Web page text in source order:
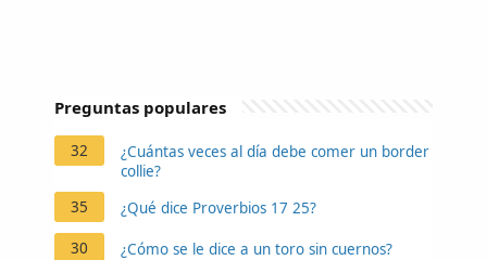
Preguntas populares
32
¿Cuántas veces al día debe comer un border
collie?
35
¿Qué dice Proverbios 17 25?
30 ¿Cómo se le dice a un toro sin cuernos?